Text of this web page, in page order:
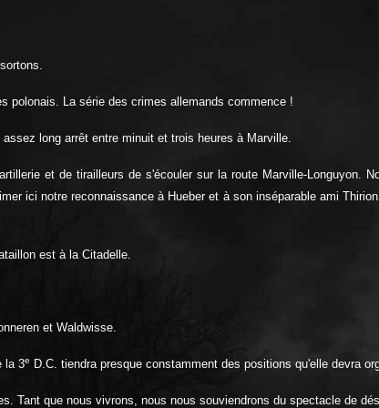
polonais. La série des crimes allemands commence !
long arrêt entre minuit et trois heures à Marville.
et de tirailleurs de s'écouler sur la route Marville-Longuyon.
ici notre reconnaissance à Hueber et à son inséparable ami
est à la Citadelle.
et Waldwisse.
la 3e D.C. tiendra presque constamment des positions qu'elle devra
que nous vivrons, nous nous souviendrons du spectacle de